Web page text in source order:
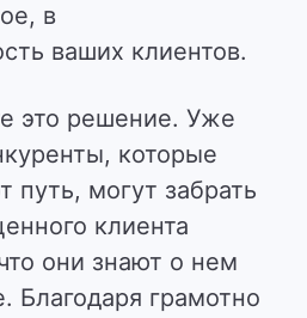
в
ваших клиентов.
это решение. Уже
которые
путь, могут забрать
клиента
они знают о нем
Благодаря грамотно